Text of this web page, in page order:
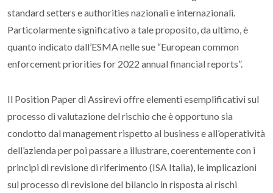
standard setters eauthorities nazionali e internazionali.
Particolarmente significativo a tale proposito, da ultimo, è
quanto indicato dall’ESMA nelle sue “European common
enforcement priorities for 2022 annual financial reports”.
Il Position Paperdi Assirevi offre elementi esemplificativi sul
processo di valutazione del rischio che è opportuno sia
condotto dalmanagementrispetto al business e all’operatività
dell’azienda per poi passare a illustrare, coerentemente con i
principi di revisione di riferimento (ISA Italia), le implicazioni
sul processo di revisione del bilancio in risposta ai rischi